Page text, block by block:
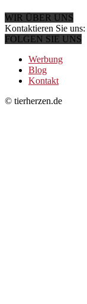
WIR ÜBER UNS
Kontaktieren Sie uns:
FOLGEN SIE UNS
Werbung
Blog
Kontakt
© tierherzen.de